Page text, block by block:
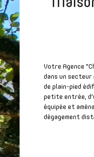
Votre Agence
dans un
de plain-pied
petite entrée,
équipée et
dégagement